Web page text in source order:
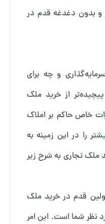
و بدون دغدغه قدم در
و چه برای
از خرید ملک
خاص حاکم بر املاک
را در این زمینه به
ملک تجاری به شرح زیر
قدم در خرید ملک
نظر شما است. این امر